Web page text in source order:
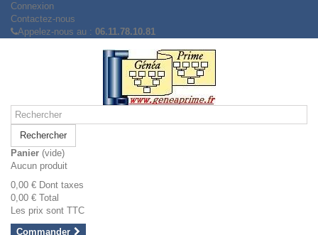
Connexion
Contactez-nous
Appelez-nous au : 06.11.78.10.81
Rechercher
Panier (vide)
Aucun produit
0,00 € Dont taxes
0,00 € Total
Les prix sont TTC
Commander